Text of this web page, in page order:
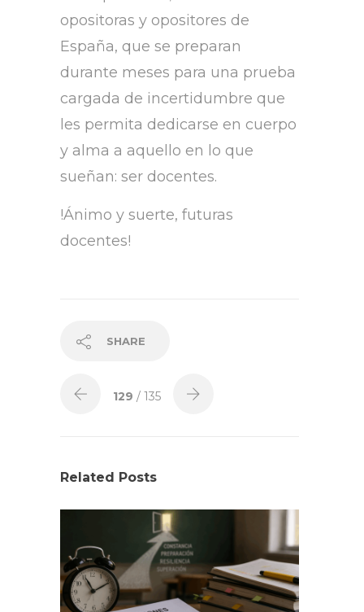
opositoras y opositores de
España, que se preparan
durante meses para una prueba
cargada de incertidumbre que
les permita dedicarse en cuerpo
y alma a aquello en lo que
sueñan: ser docentes.
!Ánimo y suerte, futuras
docentes!
SHARE
129 / 135
Related Posts